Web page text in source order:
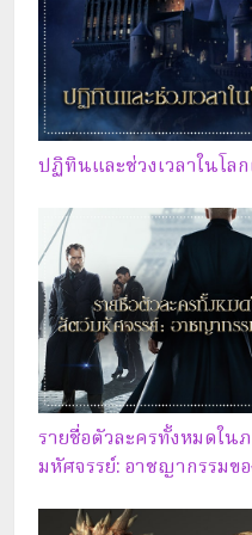
ปฏิทินและช่วงเวลาในโล
รายชื่อตัวละครทั้งหมดใ
มหัศจรรย์: อาชญากรรมข